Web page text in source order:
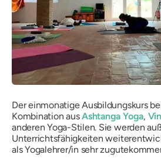
Der einmonatige Ausbildungskurs
Kombination ausAshtanga Yoga,
anderen Yoga-Stilen. Sie werden
Unterrichtsfähigkeiten
als Yogalehrer/in sehr